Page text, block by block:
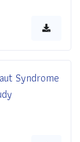
Syndrome